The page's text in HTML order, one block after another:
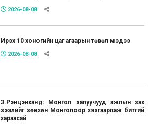
2026-08-08
Ирэх 10 хоногийн цаг агаарын төвөл мэдээ
2026-08-08
Э.Рэнцэнханд: Монгол залуучууд ажлын зах
зээлийг зөвхөн Монголоор хязгаарлаж битгий
хараасай